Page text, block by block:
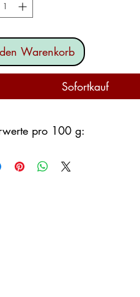
Warenkorb
Sofortkauf
pro 100 g:
FETTE:
28,0 – 34,5 %